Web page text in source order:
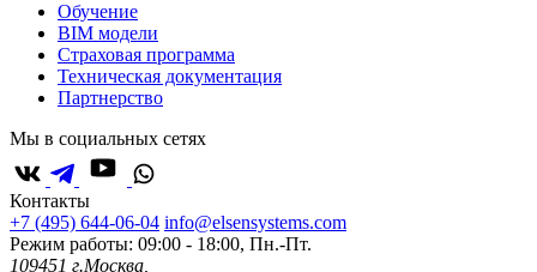
Обучение
BIM модели
Страховая программа
Техническая документация
Партнерство
Мы в социальных сетях
Контакты
+7 (495) 644-06-04 info@elsensystems.com
Режим работы: 09:00 - 18:00, Пн.-Пт.
109451 г.Москва,